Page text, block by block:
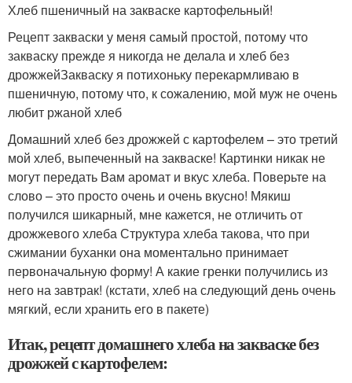
Хлеб пшеничный на закваске картофельный!
Рецепт закваски у меня самый простой, потому что
закваску прежде я никогда не делала и хлеб без
дрожжейЗакваску я потихоньку перекармливаю в
пшеничную, потому что, к сожалению, мой муж не очень
любит ржаной хлеб
Домашний хлеб без дрожжей с картофелем – это третий
мой хлеб, выпеченный на закваске! Картинки никак не
могут передать Вам аромат и вкус хлеба. Поверьте на
слово – это просто очень и очень вкусно! Мякиш
получился шикарный, мне кажется, не отличить от
дрожжевого хлеба Структура хлеба такова, что при
сжимании буханки она моментально принимает
первоначальную форму! А какие гренки получились из
него на завтрак! (кстати, хлеб на следующий день очень
мягкий, если хранить его в пакете)
Итак, рецепт домашнего хлеба на закваске без
дрожжей с картофелем: